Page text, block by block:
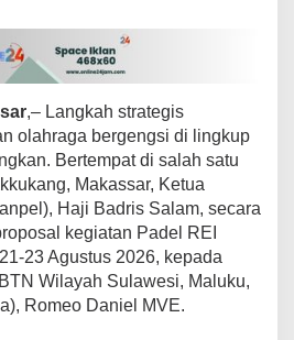
e
S
a
p
G
l
a
r
E
v
e
n
,– Langkah strategis
olahraga bergengsi di lingkup
Bertempat di salah satu
Makassar, Ketua
Haji Badris Salam, secara
kegiatan Padel REI
23 Agustus 2026, kepada
Wilayah Sulawesi, Maluku,
Romeo Daniel MVE.